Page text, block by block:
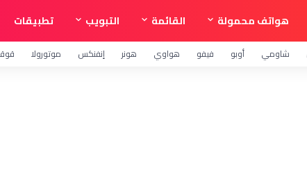
هواتف محمولة القائمة التبويب تطبيقات
شاومي أوبو فيفو هواوي هونر إنفنكس موتورولا